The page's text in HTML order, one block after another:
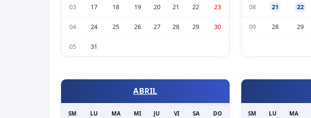
03 17 18 19 20 21 22 23
04 24 25 26 27 28 29 30
05 31
08 21 22
09 28 29
ABRIL
SM LU MA MI JU VI SA DO SM LU MA